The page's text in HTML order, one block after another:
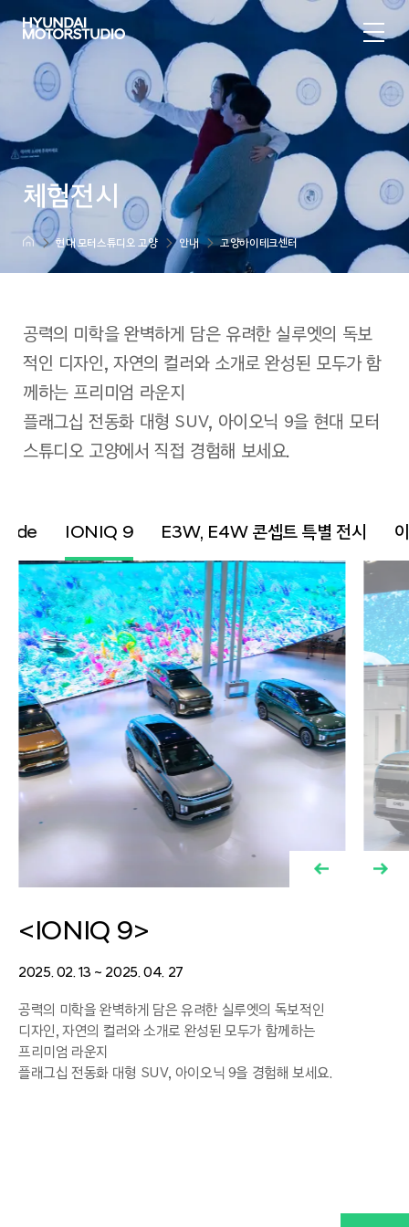
체험전시
현대 모터스튜디오 고양 안내 고양하이테크센터
공력의 미학을 완벽하게 담은 유려한 실루엣의 독보
적인 디자인, 자연의 컬러와 소개로 완성된 모두가 함
께하는 프리미엄 라운지
플래그십 전동화 대형 SUV, 아이오닉 9을 현대 모터
스튜디오 고양에서 직접 경험해 보세요.
IONIQ 9 E3W, E4W 콘셉트 특별 전시
<IONIQ 9>
2025. 02. 13 ~ 2025. 04. 27
공력의 미학을 완벽하게 담은 유려한 실루엣의 독보적인
디자인, 자연의 컬러와 소개로 완성된 모두가 함께하는
프리미엄 라운지
플래그십 전동화 대형 SUV, 아이오닉 9을 경험해 보세요.